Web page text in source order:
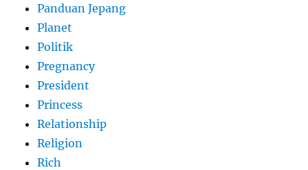
Panduan Jepang
Planet
Politik
Pregnancy
President
Princess
Relationship
Religion
Rich